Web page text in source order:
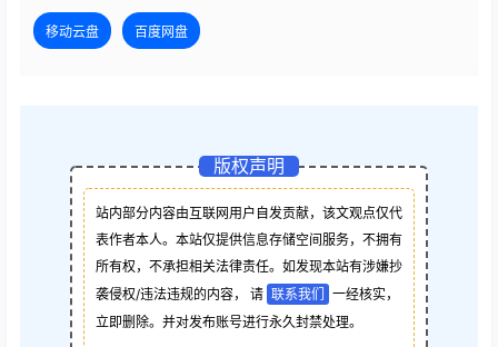
移动云盘 百度网盘
版权声明
站内部分内容由互联网用户自发贡献，该文观点仅代
表作者本人。本站仅提供信息存储空间服务，不拥有
所有权，不承担相关法律责任。如发现本站有涉嫌抄
袭侵权/违法违规的内容， 请 联系我们
一经核实，
立即删除。并对发布账号进行永久封禁处理。